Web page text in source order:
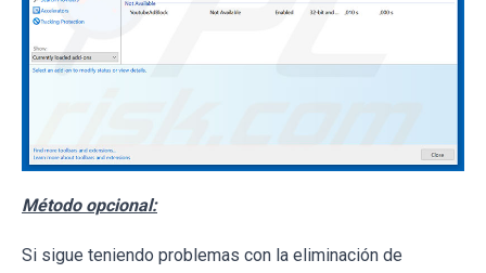
Método opcional:
Si sigue teniendo problemas con la eliminación de